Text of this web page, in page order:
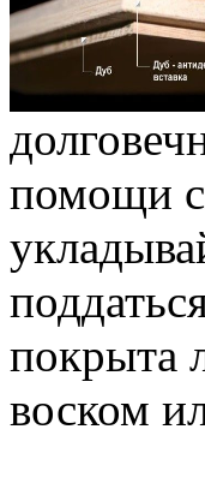
помощи
покрыта
воском